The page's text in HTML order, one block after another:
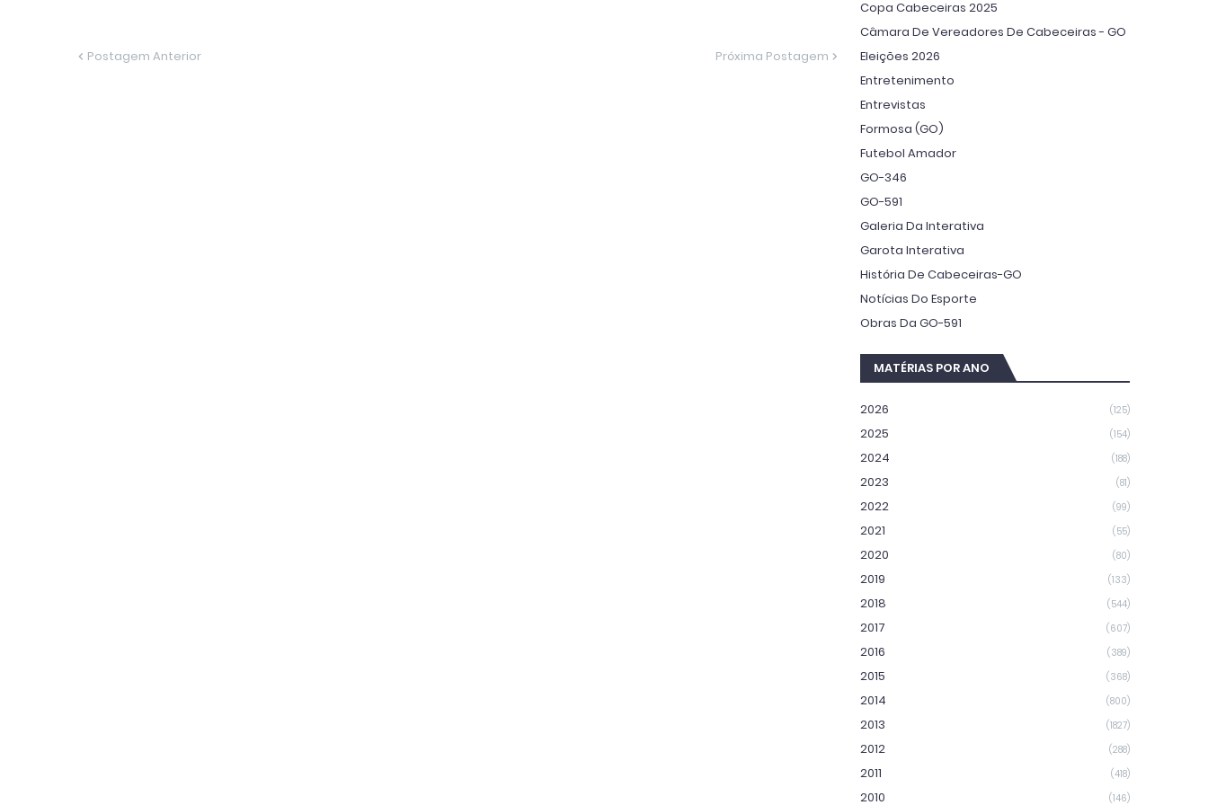
Postagem Anterior Próxima Postagem
Copa Cabeceiras 2025
Câmara De Vereadores De Cabeceiras - GO
Eleições 2026
Entretenimento
Entrevistas
Formosa (GO)
Futebol Amador
GO-346
GO-591
Galeria Da Interativa
Garota Interativa
História De Cabeceiras-GO
Notícias Do Esporte
Obras Da GO-591
MATÉRIAS POR ANO
2026 (125)
2025 (154)
2024 (188)
2023 (81)
2022 (99)
2021 (55)
2020 (80)
2019 (133)
2018 (544)
2017 (607)
2016 (389)
2015 (368)
2014 (800)
2013 (1827)
2012 (288)
2011 (418)
2010 (146)